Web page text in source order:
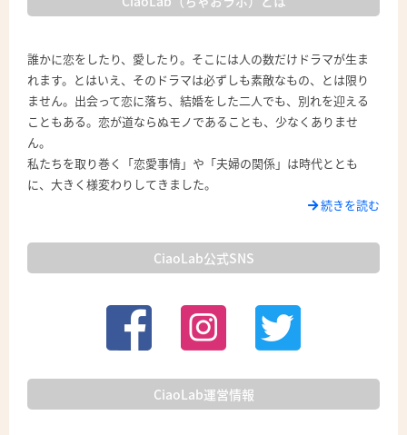
誰かに恋をしたり、愛したり。そこには人の数だけドラマが生ま
れます。とはいえ、そのドラマは必ずしも素敵なもの、とは限り
ません。出会って恋に落ち、結婚をした二人でも、別れを迎える
こともある。恋が道ならぬモノであることも、少なくありませ
ん。
私たちを取り巻く「恋愛事情」や「夫婦の関係」は時代ととも
に、大きく様変わりしてきました。
続きを読む
CiaoLab公式SNS
CiaoLab運営情報